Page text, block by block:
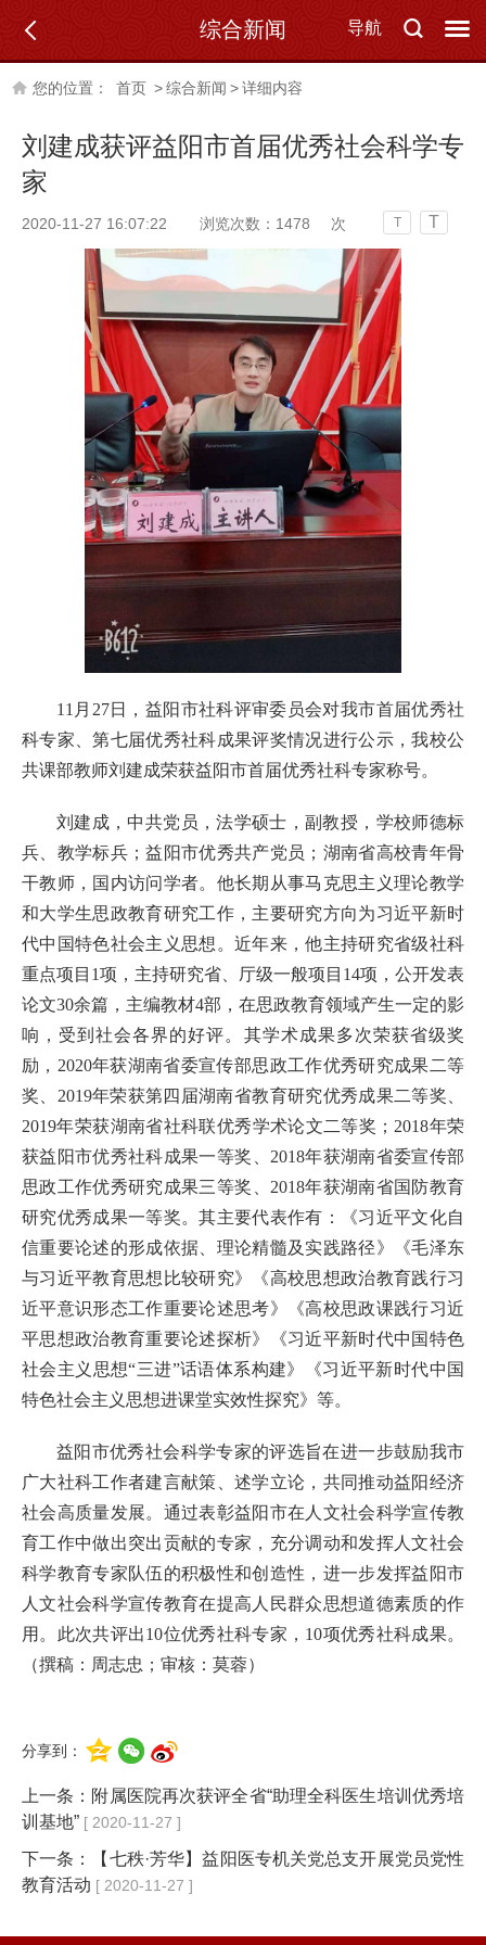
导航
综合新闻
您的位置： 首页 >综合新闻 >详细内容
刘建成获评益阳市首届优秀社会科学专
家
2020-11-27 16:07:22 浏览次数： 1478 次 T T
11月27日，益阳市社科评审委员会对我市首届优秀社
科专家、第七届优秀社科成果评奖情况进行公示，我校公
共课部教师刘建成荣获益阳市首届优秀社科专家称号。
刘建成，中共党员，法学硕士，副教授，学校师德标
兵、教学标兵；益阳市优秀共产党员；湖南省高校青年骨
干教师，国内访问学者。他长期从事马克思主义理论教学
和大学生思政教育研究工作，主要研究方向为习近平新时
代中国特色社会主义思想。近年来，他主持研究省级社科
重点项目1项，主持研究省、厅级一般项目14项，公开发表
论文30余篇，主编教材4部，在思政教育领域产生一定的影
响，受到社会各界的好评。其学术成果多次荣获省级奖
励，2020年获湖南省委宣传部思政工作优秀研究成果二等
奖、2019年荣获第四届湖南省教育研究优秀成果二等奖、
2019年荣获湖南省社科联优秀学术论文二等奖；2018年荣
获益阳市优秀社科成果一等奖、2018年获湖南省委宣传部
思政工作优秀研究成果三等奖、2018年获湖南省国防教育
研究优秀成果一等奖。其主要代表作有：《习近平文化自
信重要论述的形成依据、理论精髓及实践路径》《毛泽东
与习近平教育思想比较研究》《高校思想政治教育践行习
近平意识形态工作重要论述思考》《高校思政课践行习近
平思想政治教育重要论述探析》《习近平新时代中国特色
社会主义思想“三进”话语体系构建》《习近平新时代中国
特色社会主义思想进课堂实效性探究》等。
益阳市优秀社会科学专家的评选旨在进一步鼓励我市
广大社科工作者建言献策、述学立论，共同推动益阳经济
社会高质量发展。通过表彰益阳市在人文社会科学宣传教
育工作中做出突出贡献的专家，充分调动和发挥人文社会
科学教育专家队伍的积极性和创造性，进一步发挥益阳市
人文社会科学宣传教育在提高人民群众思想道德素质的作
用。此次共评出10位优秀社科专家，10项优秀社科成果。
（撰稿：周志忠；审核：莫蓉）
分享到：
上一条： 附属医院再次获评全省“助理全科医生培训优秀培
训基地” [ 2020-11-27 ]
下一条：
【七秩·芳华】​益阳医专机关党总支开展党员党性
教育活动 [ 2020-11-27 ]